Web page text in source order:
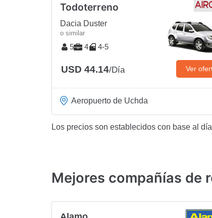
Todoterreno
Dacia Duster
o similar
5 4 4-5
USD 44.14/Día Ver
Aeropuerto de Uchda
Los precios son establecidos con base al
Mejores compañías de